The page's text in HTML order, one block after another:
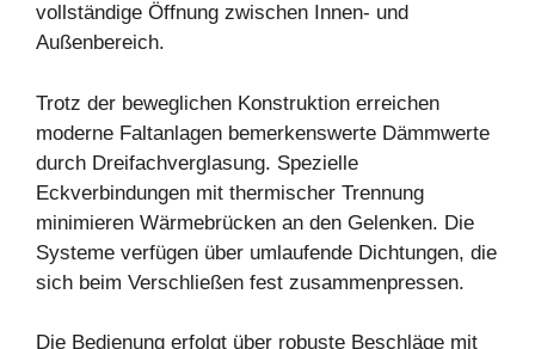
vollständige Öffnung zwischen Innen- und
Außenbereich.
Trotz der beweglichen Konstruktion erreichen
moderne Faltanlagen bemerkenswerte Dämmwerte
durch Dreifachverglasung. Spezielle
Eckverbindungen mit thermischer Trennung
minimieren Wärmebrücken an den Gelenken. Die
Systeme verfügen über umlaufende Dichtungen, die
sich beim Verschließen fest zusammenpressen.
Die Bedienung erfolgt über robuste Beschläge mit